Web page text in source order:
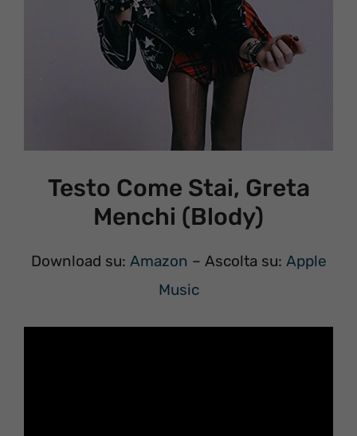
Testo Come Stai, Greta
Menchi (Blody)
Download su: Amazon – Ascolta su: Apple
Music